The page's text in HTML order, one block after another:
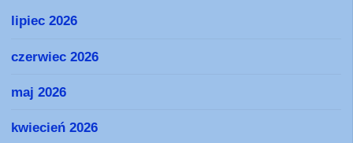
lipiec 2026
czerwiec 2026
maj 2026
kwiecień 2026